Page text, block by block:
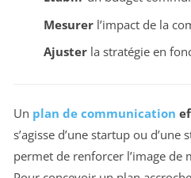
Mesurerl’impact de la
Ajusterla stratégie en
Un plan de communication
s’agisse d’une startup ou
permet de renforcer l’image de